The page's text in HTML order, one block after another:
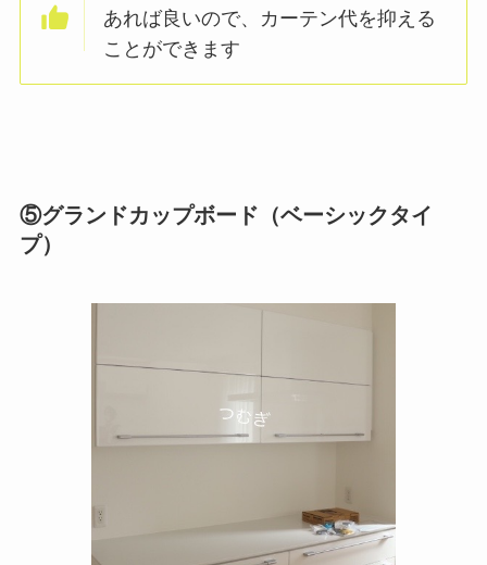
あれば良いので、カーテン代を抑える
ことができます
⑤グランドカップボード（ベーシックタイ
プ）